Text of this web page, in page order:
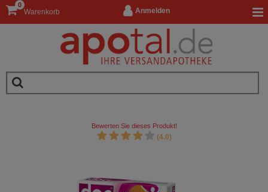
Anmelden
Warenkorb
0
Bewerten Sie dieses Produkt!
(4.0)